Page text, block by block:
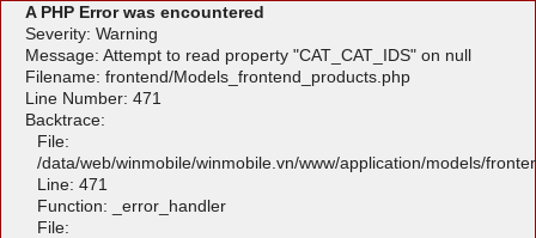
A PHP Error was encountered
Severity: Warning
Message: Attempt to read property "CAT_CAT_IDS" on null
Filename: frontend/Models_frontend_products.php
Line Number: 471
Backtrace:
File:
/data/web/winmobile/winmobile.vn/www/application/models/
Line: 471
Function: _error_handler
File: